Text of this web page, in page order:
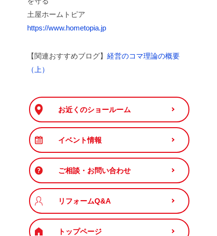
土屋ホームトピア
https://www.hometopia.jp
【関連おすすめブログ】 経営のコマ理論の概要
（上）
お近くのショールーム
イベント情報
ご相談・お問い合わせ
リフォームQ&A
トップページ